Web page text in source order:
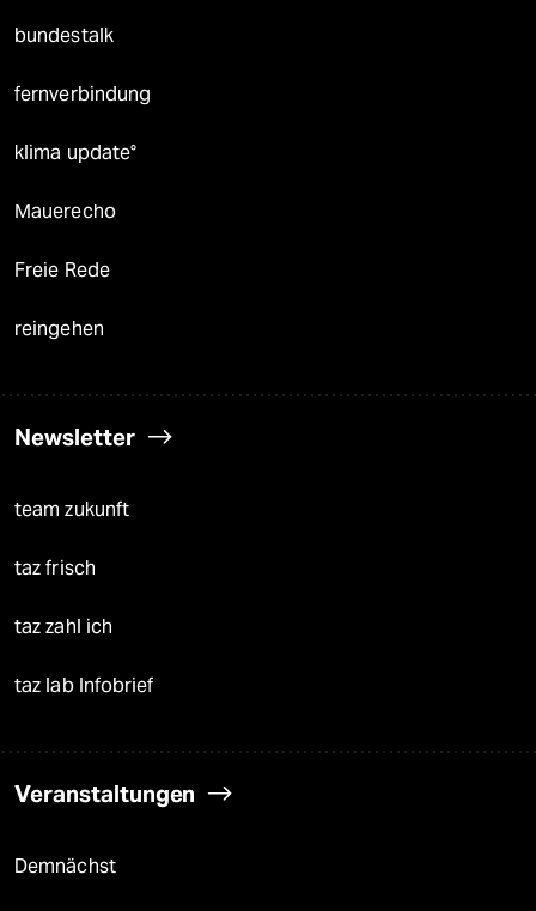
bundestalk
fernverbindung
klima update°
Mauerecho
Freie Rede
reingehen
Newsletter
team zukunft
taz frisch
taz zahl ich
taz lab Infobrief
Veranstaltungen
Demnächst